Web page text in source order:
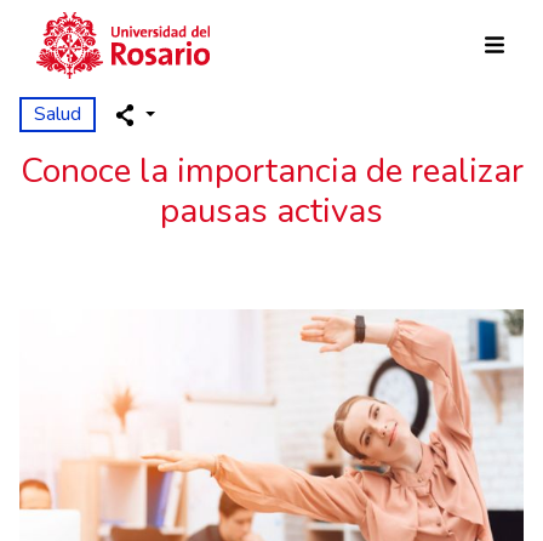
Pasar al contenido principal
Salud
Conoce la importancia de realizar
pausas activas